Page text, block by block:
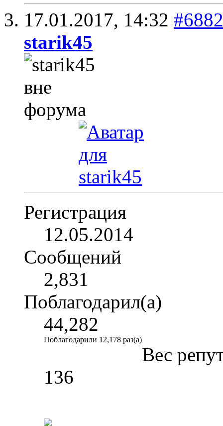
17.01.2017, 14:32 #6882
starik45
Регистрация
12.05.2014
Сообщений
2,831
Поблагодарил(а)
44,282
Поблагодарили 12,178 раз(а)
Вес
136